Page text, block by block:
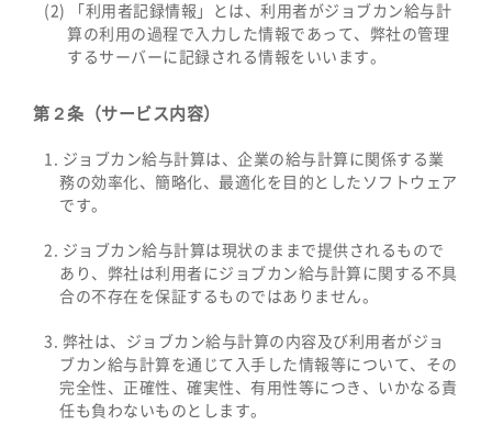
「利用者記録情報」とは、利用者がジョブカン給与計
算の利用の過程で入力した情報であって、弊社の管理
するサーバーに記録される情報をいいます。
第２条（サービス内容）
ジョブカン給与計算は、企業の給与計算に関係する業
務の効率化、簡略化、最適化を目的としたソフトウェア
です。
ジョブカン給与計算は現状のままで提供されるもので
あり、弊社は利用者にジョブカン給与計算に関する不具
合の不存在を保証するものではありません。
弊社は、ジョブカン給与計算の内容及び利用者がジョ
ブカン給与計算を通じて入手した情報等について、その
完全性、正確性、確実性、有用性等につき、いかなる責
任も負わないものとします。